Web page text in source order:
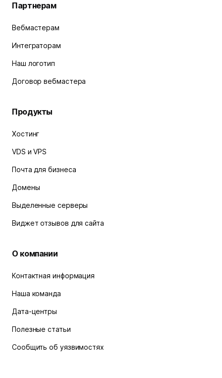
Партнерам
Вебмастерам
Интеграторам
Наш логотип
Договор вебмастера
Продукты
Хостинг
VDS и VPS
Почта для бизнеса
Домены
Выделенные серверы
Виджет отзывов для сайта
О компании
Контактная информация
Наша команда
Дата-центры
Полезные статьи
Сообщить об уязвимостях